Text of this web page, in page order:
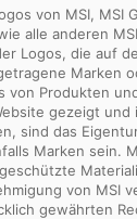
von MSI, MSI
alle anderen
Logos, die auf
Marken
von Produkten
gezeigt und
sind das
Marken sein.
von MSI
gewährten